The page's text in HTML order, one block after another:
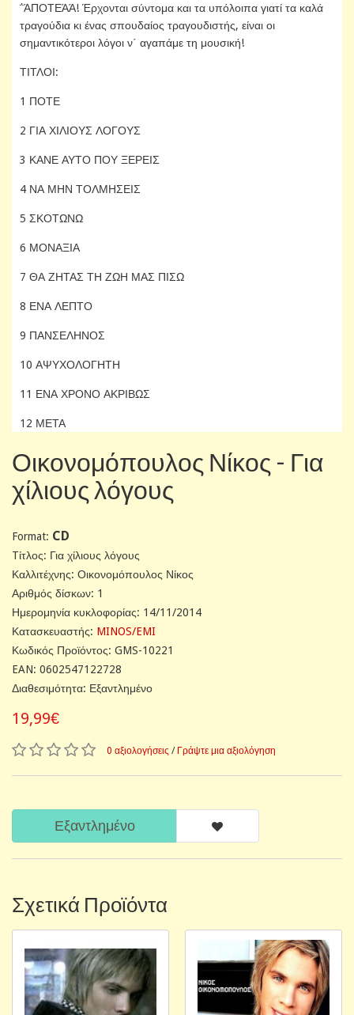
΅ΆΠΟΤΕΆΆ! Έρχονται σύντομα και τα υπόλοιπα γιατί τα καλά
τραγούδια κι ένας σπουδαίος τραγουδιστής, είναι οι
σημαντικότεροι λόγοι ν΄ αγαπάμε τη μουσική!
ΤΙΤΛΟΙ:
1 ΠΟΤΕ
2 ΓΙΑ ΧΙΛΙΟΥΣ ΛΟΓΟΥΣ
3 ΚΑΝΕ ΑΥΤΟ ΠΟΥ ΞΕΡΕΙΣ
4 ΝΑ ΜΗΝ ΤΟΛΜΗΣΕΙΣ
5 ΣΚΟΤΩΝΩ
6 ΜΟΝΑΞΙΑ
7 ΘΑ ΖΗΤΑΣ ΤΗ ΖΩΗ ΜΑΣ ΠΙΣΩ
8 ΕΝΑ ΛΕΠΤΟ
9 ΠΑΝΣΕΛΗΝΟΣ
10 ΑΨΥΧΟΛΟΓΗΤΗ
11 ΕΝΑ ΧΡΟΝΟ ΑΚΡΙΒΩΣ
12 ΜΕΤΑ
Οικονομόπουλος Νίκος - Για
χίλιους λόγους
Format: CD
Tίτλος: Για χίλιους λόγους
Καλλιτέχνης: Οικονομόπουλος Νίκος
Αριθμός δίσκων: 1
Ημερομηνία κυκλοφορίας: 14/11/2014
Κατασκευαστής: MINOS/EMI
Κωδικός Προϊόντος: GMS-10221
EAN: 0602547122728
Διαθεσιμότητα: Εξαντλημένο
19,99€
0 αξιολογήσεις / Γράψτε μια αξιολόγηση
Εξαντλημένο
Σχετικά Προϊόντα